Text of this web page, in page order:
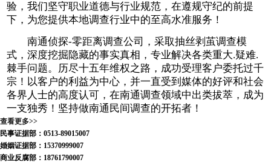
验，我们坚守职业道德与行业规范，在遵规守纪的前提
下，为您提供本地调查行业中的至高水准服务！
南通侦探-零距离调查公司，采取抽丝剥茧调查模
式，深度挖掘隐藏的事实真相，专业解决各类重大.疑难.
棘手问题。历尽十五年维权之路，成功受理客户委托过千
宗！以客户的利益为中心，并一直受到媒体的好评和社会
各界人士的高度认可，在南通调查领域中出类拔萃，成为
一支独秀！坚持做南通民间调查的开拓者！
查看更多>>
民事证据部：0513-89015007
婚姻证据部：15370999007
商业反腐部：18761790007